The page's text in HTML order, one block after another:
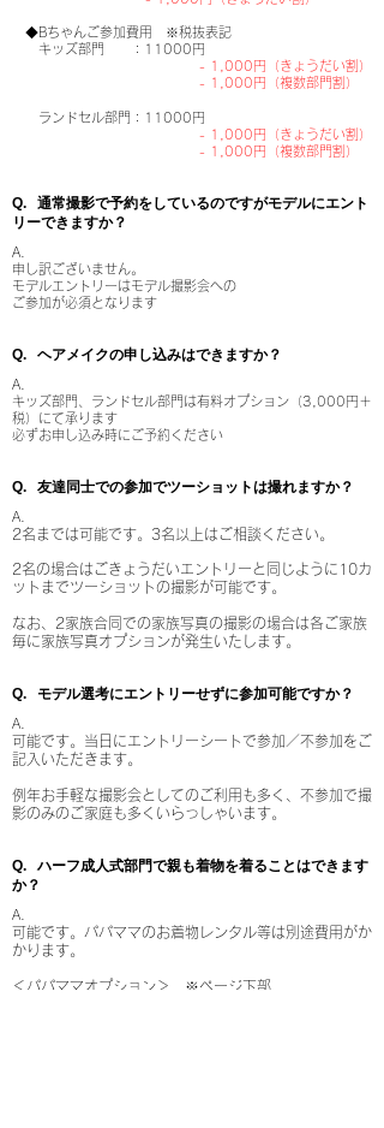
◆Bちゃんご参加費用 ※税抜表記
キッズ部門 ：11000円​
- 1,000円（きょうだい割）
- 1,000円（複数部門割）
ランドセル部門：1 1000円​
- 1,000円（きょうだい割）
- 1,000円（複数部門割）
​Q. 通常撮影で予約をしているのですがモデルにエント
リーできますか？
A.
申し訳ございません。
モデルエントリーはモデル撮影会への
ご参加が必須となります
​Q. ヘアメイクの申し込みはできますか？
A.
キッズ部門、ランドセル部門は有料オプション（3,000円＋
税）にて承ります
​必ずお申し込み時にご予約ください
​Q. 友達同士での参加でツーショットは撮れますか？
A.
2名までは​可能です。3名以上はご相談ください。
2名の場合はごきょうだいエントリーと同じように10カ
ットまでツーショットの撮影が可能です。
なお、2家族合同での家族写真の撮影の場合は各ご家族
毎に家族写真オプションが発生いたします。
​Q. モデル選考にエントリーせずに参加可能ですか？
A.
可能です。当日にエントリーシートで参加／不参加をご
記入いただきます。
例年お手軽な撮影会としてのご利用も多く、不参加で撮
影のみのご家庭も多くいらっしゃいます。
​Q. ハーフ成人式部門で親も着物を着ることはできます
か？
A.
可能です。パパママのお着物レンタル等は別途費用がか
かります。
＜パパママオプション＞ ※ページ下部